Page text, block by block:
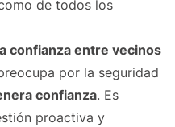
de todos los
confianza entre vecinos
por la seguridad
confianza. Es
proactiva y